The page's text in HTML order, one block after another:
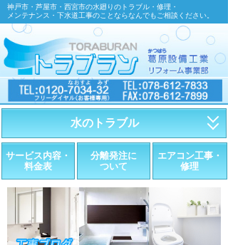
神戸市・芦屋市・西宮市の水廻りのトラブル・修理・
メンテナンス・下水道工事のことならなんでもご相談ください。
水のトラブル
・トイレが詰まったら
・トイレが漏れたら
・水道管が漏れたら
・排水が詰まったら
サービス内容・
料金表
分離発注に
ついて
エアコン工事・
修理